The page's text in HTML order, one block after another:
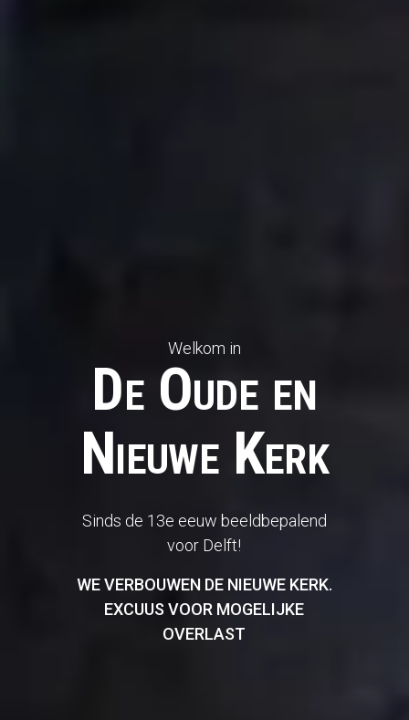
Welkom in
De Oude en
Nieuwe Kerk
Sinds de 13e eeuw beeldbepalend
voor Delft!
WE VERBOUWEN DE NIEUWE KERK.
EXCUUS VOOR MOGELIJKE
OVERLAST